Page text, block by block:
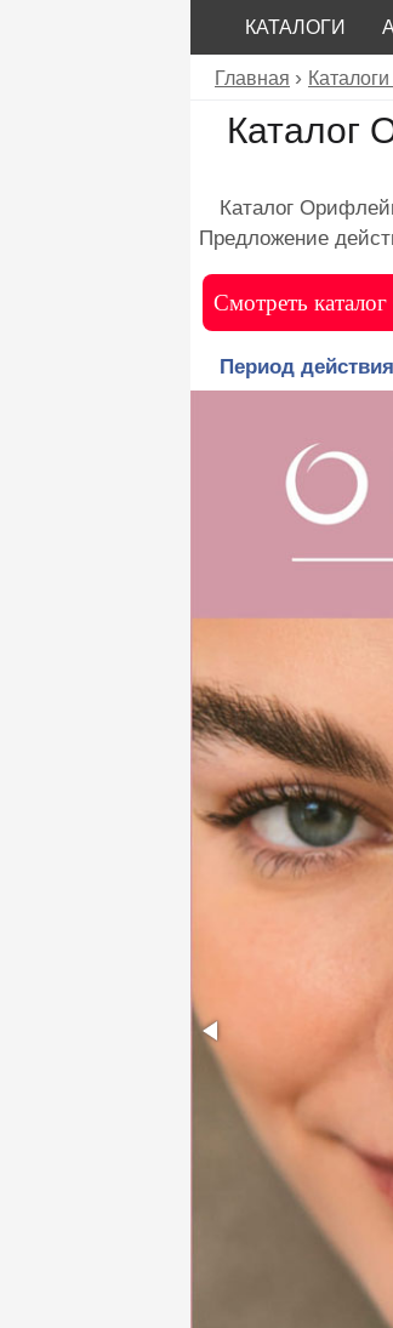
КАТАЛОГИ
Главная
Каталог
Каталог
Предложение
Смотреть
Период